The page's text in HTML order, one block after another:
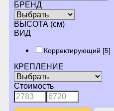
БРЕНД
ВЫСОТА (см)
ВИД
Корректирующий [5]
КРЕПЛЕНИЕ
Стоимость